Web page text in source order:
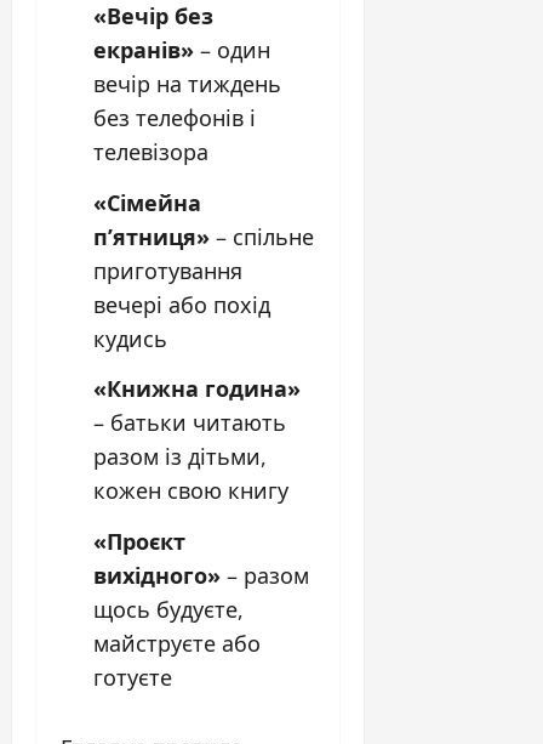
«Вечір без
екранів» – один
вечір на тиждень
без телефонів і
телевізора
«Сімейна
п’ятниця» – спільне
приготування
вечері або похід
кудись
«Книжна година»
– батьки читають
разом із дітьми,
кожен свою книгу
«Проєкт
вихідного» – разом
щось будуєте,
майструєте або
готуєте